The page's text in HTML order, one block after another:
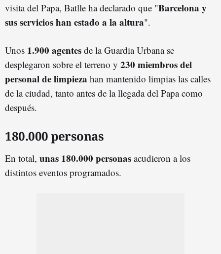
visita del Papa, Batlle ha declarado que "Barcelona y
sus servicios han estado a la altura".
Unos 1.900 agentes de la Guardia Urbana se
desplegaron sobre el terreno y 230 miembros del
personal de limpieza han mantenido limpias las calles
de la ciudad, tanto antes de la llegada del Papa como
después.
180.000 personas
En total, unas 180.000 personas acudieron a los
distintos eventos programados.